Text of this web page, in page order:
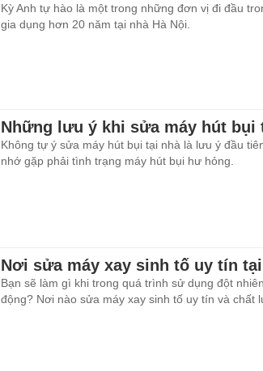
Kỳ Anh tự hào là một trong những đơn vị đi đầu
gia dụng hơn 20 năm tại nhà Hà Nội.
Những lưu ý khi sửa máy hút bụi
Không tự ý sửa máy hút bụi tại nhà là lưu ý đầu
nhớ gặp phải tình trạng máy hút bụi hư hỏng.
Nơi sửa máy xay sinh tố uy tín tại
Bạn sẽ làm gì khi trong quá trình sử dụng đột
động? Nơi nào sửa máy xay sinh tố uy tín và chất